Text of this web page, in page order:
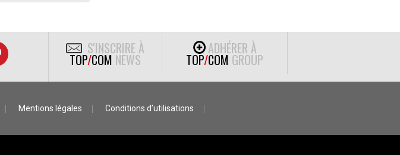
S'INSCRIRE À
TOP/COM NEWS
ADHÉRER À
TOP/COM GROUP
Mentions légales Conditions d’utilisations